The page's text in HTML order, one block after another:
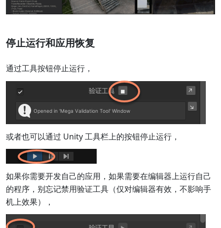
停止运行和应用恢复
通过工具按钮停止运行，
或者也可以通过 Unity 工具栏上的按钮停止运行，
如果你需要开发自己的应用，如果需要在编辑器上运行自己
的程序，别忘记禁用验证工具（仅对编辑器有效，不影响手
机上效果），